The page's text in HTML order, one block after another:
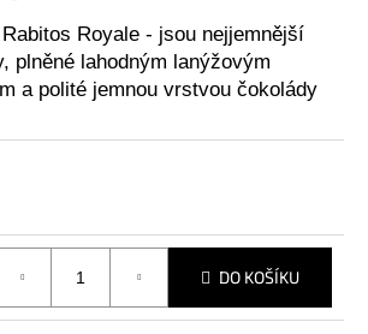
Rabitos Royale - jsou nejjemnější
plněné lahodným lanýžovým
a polité jemnou vrstvou čokolády
DO KOŠÍKU